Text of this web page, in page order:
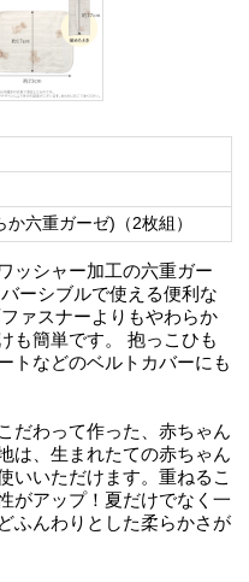
六重ガーゼ)（2枚組）
ッシャー加工の六重ガー
ーシブルで使える便利な
ァスナーよりもやわらか
も簡単です。 抱っこひも
トなどのベルトカバーにも
だわって作った、赤ちゃん
は、生まれたての赤ちゃん
いいただけます。重ねるこ
がアップ！夏だけでなく一
ふんわりとした柔らかさが